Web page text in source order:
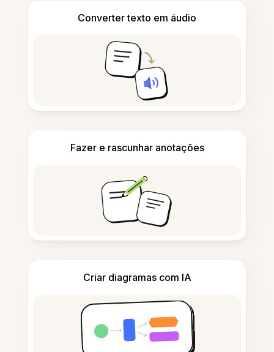
Converter texto em áudio
Fazer e rascunhar anotações
Criar diagramas com IA